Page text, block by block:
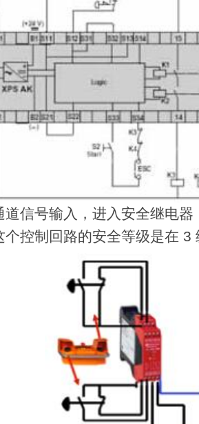
号输入，进入安全继电器
个控制回路的安全等级是在 3